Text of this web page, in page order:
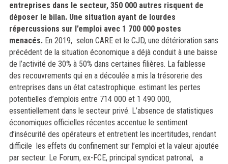
entreprises dans le secteur, 350 000 autres risquent de
déposer le bilan. Une situation ayant de lourdes
répercussions sur l’emploi avec 1 700 000 postes
menacés. En 2019, selon CARE et le CJD, une détérioration sans
précédent de la situation économique a déjà conduit à une baisse
de l’activité de 30% à 50% dans certaines filières. La faiblesse
des recouvrements qui en a découlée a mis la trésorerie des
entreprises dans un état catastrophique. estimant les pertes
potentielles d’emplois entre 714 000 et 1 490 000,
essentiellement dans le secteur privé. L’absence de statistiques
économiques officielles récentes accentue le sentiment
d’insécurité des opérateurs et entretient les incertitudes, rendant
difficile les effets du confinement sur l’emploi et la valeur ajoutée
par secteur. Le Forum, ex-FCE, principal syndicat patronal, a